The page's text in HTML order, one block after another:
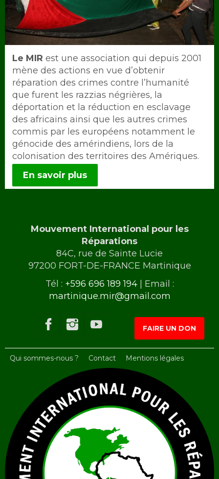
Intro
Le MIR est une association qui depuis 2001
mène des actions en vue d’obtenir
réparation des crimes contre l’humanité
que furent les razzias négrières, la
déportation et la réduction en esclavage
des africains ainsi que les autres crimes
commis par les européens notamment le
génocide des amérindiens, lors de la
colonisation des territoires des Amériques.
En savoir plus
Mouvement International pour les
Réparations
84C, rue de Sainte Lucie
97200 FORT-DE-FRANCE Martinique
Tél : +596 696 189 194| Email :
martinique.mir@gmail.com
FAIRE UN DON
Qui sommes-nous ? Contact Mentions légales